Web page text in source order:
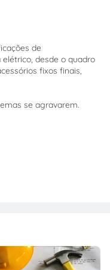
de
desde o quadro
fixos finais,
se agravarem.